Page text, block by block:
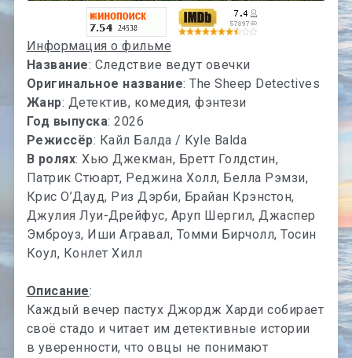
Информация о фильме
Название: Следствие ведут овечки
Оригинальное название: The Sheep Detectives
Жанр: Детектив, комедия, фэнтези
Год выпуска: 2026
Режиссёр: Кайл Балда / Kyle Balda
В ролях: Хью Джекман, Бретт Голдстин,
Патрик Стюарт, Реджина Холл, Белла Рэмзи,
Крис О’Дауд, Риз Дэрби, Брайан Крэнстон,
Джулия Луи-Дрейфус, Аруп Шергил, Джаспер
Эмброуз, Иши Агравал, Томми Бирчолл, Тосин
Коул, Конлет Хилл
Описание:
Каждый вечер пастух Джордж Харди собирает
своё стадо и читает им детективные истории
в уверенности, что овцы не понимают